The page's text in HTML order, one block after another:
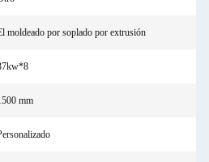
moldeado por soplado por extrusión
mm